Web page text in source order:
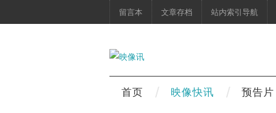
留言本 文章存档 站内索引导航
首页 映像快讯 预告片